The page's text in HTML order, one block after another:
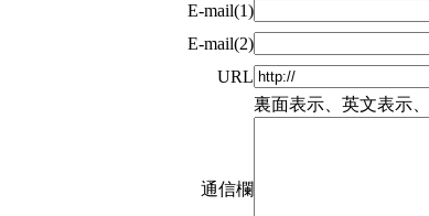
E-mail(1)
E-mail(2)
URL
通信欄
裏面表示、英文表示、